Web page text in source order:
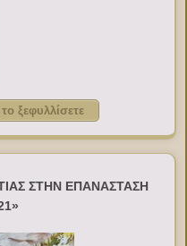
ξεφυλλίσετε
ΣΤΗΝ ΕΠΑΝΑΣΤΑΣΗ